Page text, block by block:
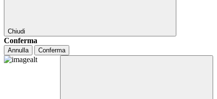
Chiudi
Conferma
Annulla Conferma